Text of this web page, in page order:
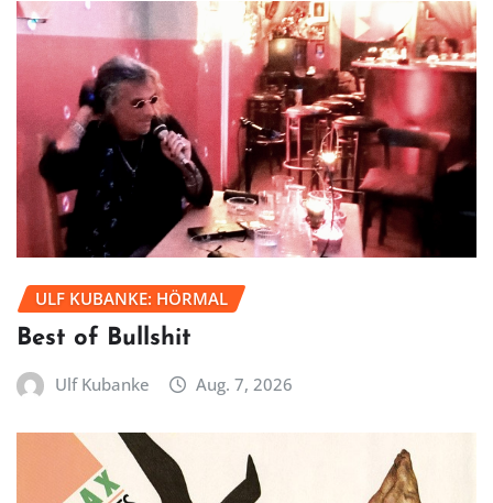
ULF KUBANKE: HÖRMAL
Best of Bullshit
Ulf Kubanke Aug. 7, 2026